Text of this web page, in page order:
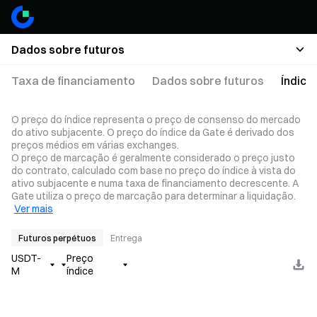
Dados sobre futuros
Taxa de financiamento Dados sobre futuros Índice
O preço do índice representa o preço de consenso do mercado
do ativo subjacente. O preço do índice da Gate é derivado dos
preços médios em várias exchanges.
O preço de marcação é geralmente considerado o preço justo
do contrato, calculado com base no preço do índice à vista do
ativo subjacente e numa taxa de financiamento decrescente. A
Gate utiliza o preço de marcação para determinar a liquidação.
Ver mais
Futuros perpétuos Entrega
USDT-
M
Preço
índice